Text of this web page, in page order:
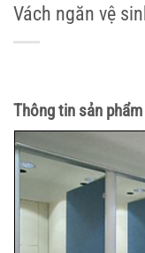
Vách ngăn vệ
Thông tin sản